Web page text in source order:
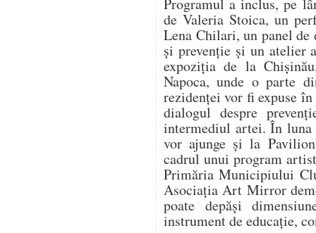
Programul a inclus, pe
de Valeria Stoica, un
Lena Chilari, un panel
și prevenție și un atelier
expoziția de la
Napoca, unde o parte
rezidenței vor fi expuse
dialogul despre
intermediul artei. În
vor ajunge și la
cadrul unui program
Primăria Municipiului
Asociația Art Mirror
poate depăși
instrument de educație,